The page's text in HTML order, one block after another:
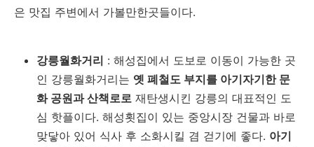
은 맛집 주변에서 가볼만한곳들이다.
강릉월화거리 : 해성집에서 도보로 이동이 가능한 곳
인 강릉월화거리는 옛 폐철도 부지를 아기자기한 문
화 공원과 산책로로 재탄생시킨 강릉의 대표적인 도
심 핫플이다. 해성횟집이 있는 중앙시장 건물과 바로
맞닿아 있어 식사 후 소화시킬 겸 걷기에 좋다. 아기